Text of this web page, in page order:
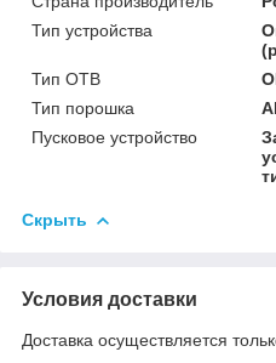
Тип устройства
Тип ОТВ
Тип порошка
Пусковое устройство
Скрыть
Условия доставки
Доставка осуществляется